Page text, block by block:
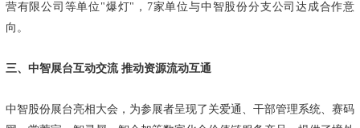
营有限公司等单位"爆灯"，7家单位与中智股份分支公司达成合作意
向。
三、中智展台互动交流 推动资源流动互通
中智股份展台亮相大会，为参展者呈现了关爱通、干部管理系统、赛码